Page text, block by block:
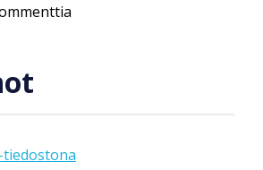
tiedostona